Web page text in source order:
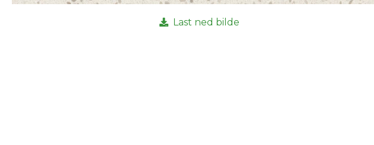
Last ned bilde